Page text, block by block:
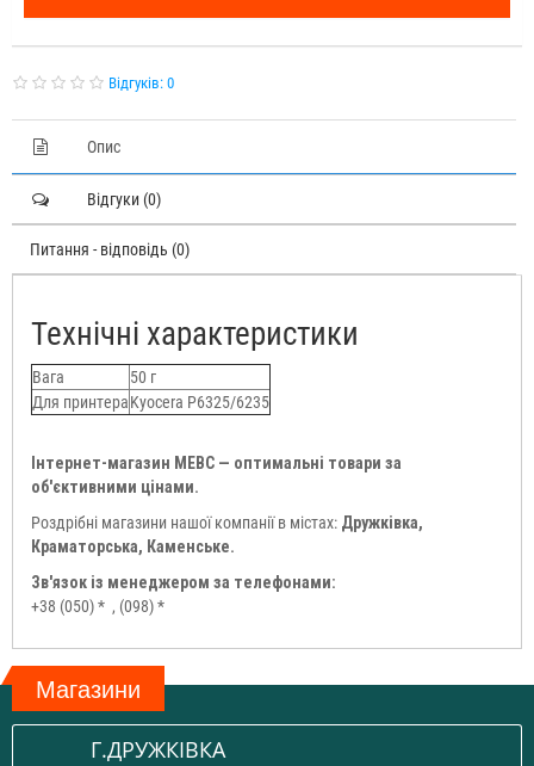
Відгуків: 0
Опис
Відгуки (0)
Питання - відповідь (0)
Технічні характеристики
Вага
50 г
Для принтераKyocera P6325/6235
Інтернет-магазин МЕВС — оптимальні товари за
об'єктивними цінами.
Роздрібні магазини нашої компанії в містах: Дружківка,
Краматорська, Каменське.
Зв'язок із менеджером за телефонами:
+38 (050) * , (098) *
Магазини
Г.ДРУЖКІВКА